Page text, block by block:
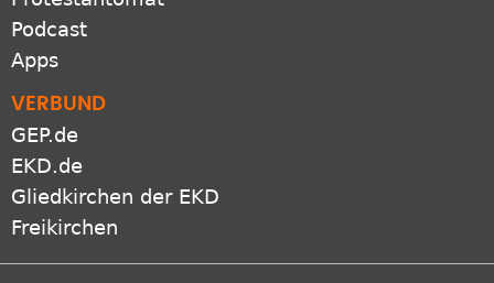
Podcast
Apps
VERBUND
GEP.de
EKD.de
Gliedkirchen der EKD
Freikirchen